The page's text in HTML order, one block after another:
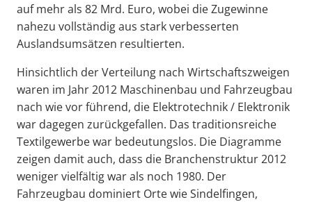
auf mehr als 82 Mrd. Euro, wobei die Zugewinne
nahezu vollständig aus stark verbesserten
Auslandsumsätzen resultierten.
Hinsichtlich der Verteilung nach Wirtschaftszweigen
waren im Jahr 2012 Maschinenbau und Fahrzeugbau
nach wie vor führend, die Elektrotechnik / Elektronik
war dagegen zurückgefallen. Das traditionsreiche
Textilgewerbe war bedeutungslos. Die Diagramme
zeigen damit auch, dass die Branchenstruktur 2012
weniger vielfältig war als noch 1980. Der
Fahrzeugbau dominiert Orte wie Sindelfingen,